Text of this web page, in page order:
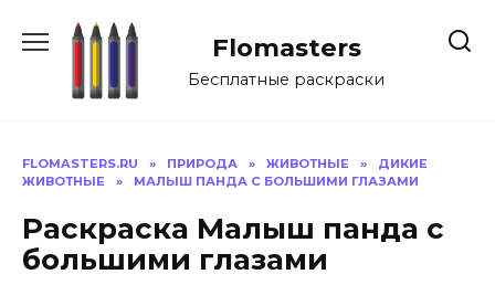
Flomasters
Бесплатные раскраски
FLOMASTERS.RU » ПРИРОДА » ЖИВОТНЫЕ »
ДИКИЕ
ЖИВОТНЫЕ
» МАЛЫШ ПАНДА С БОЛЬШИМИ ГЛАЗАМИ
Раскраска Малыш панда с
большими глазами